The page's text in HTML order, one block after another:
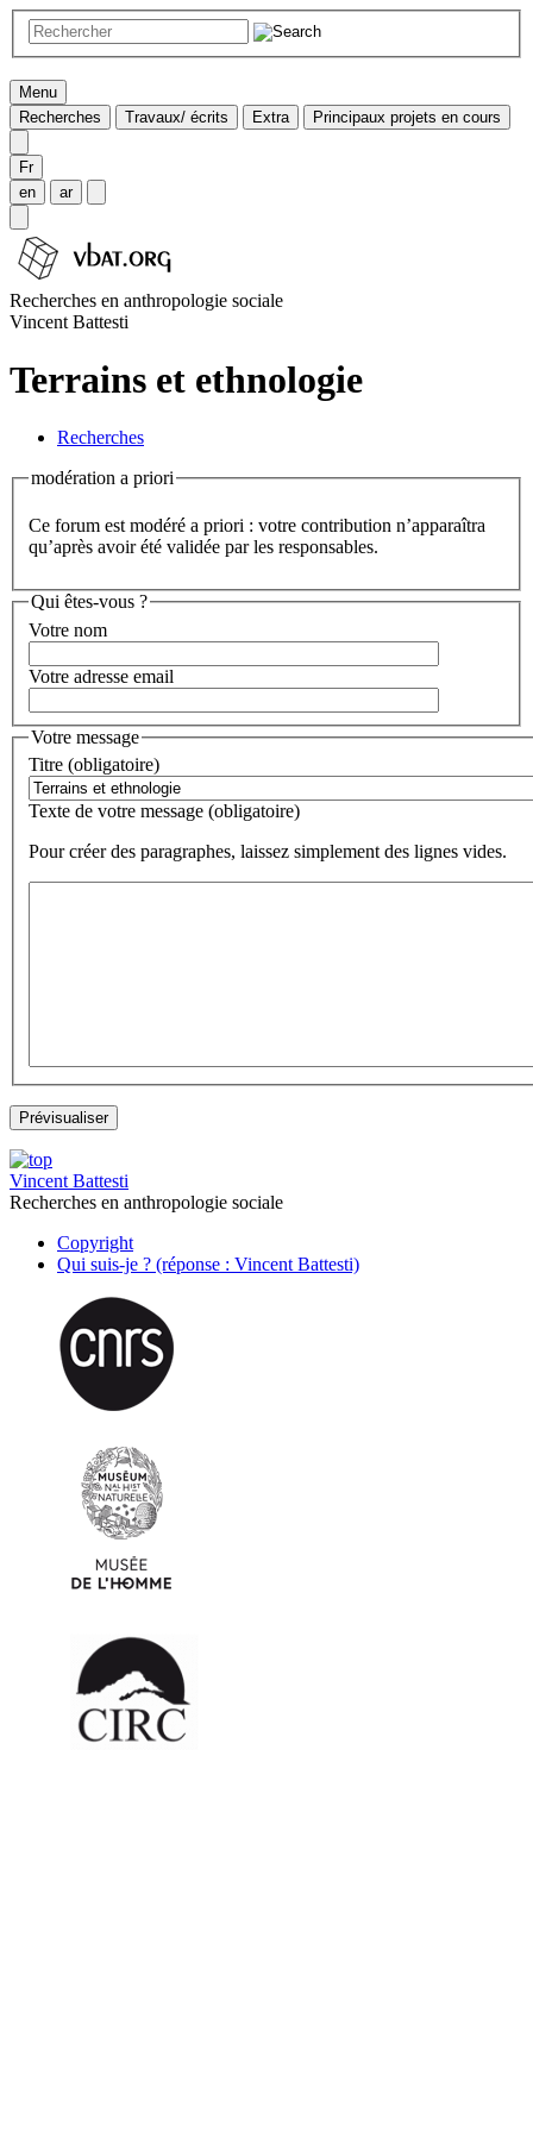
Menu
Recherches
Travaux/ écrits Extra Principaux projets en cours
Fr
en
ar
Recherches en anthropologie sociale
Vincent Battesti
Terrains et ethnologie
Recherches
modération a priori
Ce forum est modéré a priori : votre contribution n’apparaîtra
qu’après avoir été validée par les responsables.
Qui êtes-vous ?
Votre nom
Votre adresse email
Votre message
Titre (obligatoire)
Texte de votre message (obligatoire)
Pour créer des paragraphes, laissez simplement des lignes vides.
Vincent Battesti
Recherches en anthropologie sociale
Copyright
Qui suis-je ? (réponse : Vincent Battesti)